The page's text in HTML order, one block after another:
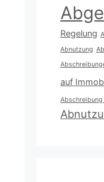
Regelung
Abnutzung
auf